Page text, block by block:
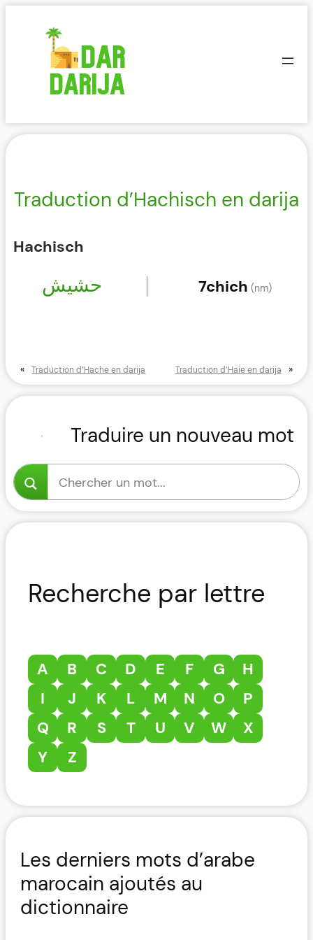
Traduction d’Hachisch en darija
Hachisch
حشيش 7chich (nm)
« Traduction d’Hache en darija Traduction d’Haie en darija »
Traduire un nouveau mot
Recherche par lettre
A B C D E F G
H
I
J K L M N O
P
Q
R S T U V W
X
Y
Z
Les derniers mots d’arabe
marocain ajoutés au
dictionnaire